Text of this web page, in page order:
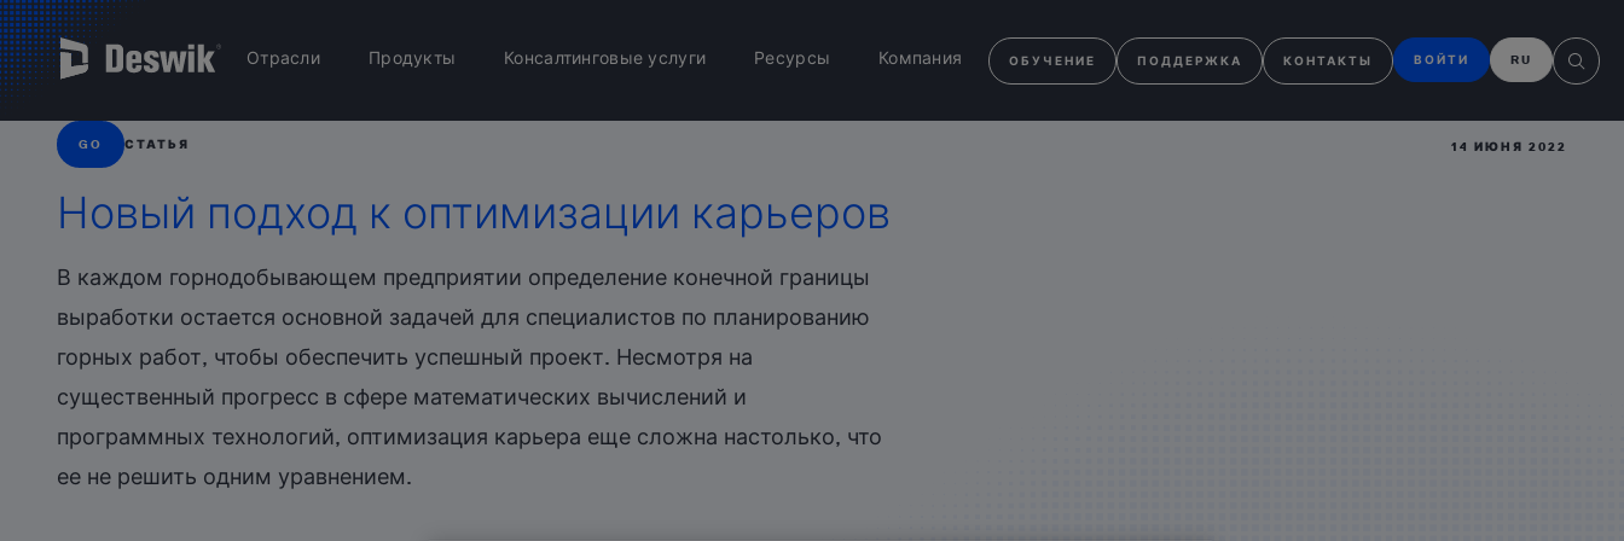
Отрасли Продукты Консалтинговые услуги Ресурсы Компания ОБУЧЕНИЕ ПОДДЕРЖКА КОНТАКТЫ ВОЙТИ RU
GO СТАТЬЯ 14 ИЮНЯ 2022
Новый подход к оптимизации карьеров
В каждом горнодобывающем предприятии определение конечной границы
выработки остается основной задачей для специалистов по планированию
горных работ, чтобы обеспечить успешный проект. Несмотря на
существенный прогресс в сфере математических вычислений и
программных технологий, оптимизация карьера еще сложна настолько, что
ее не решить одним уравнением.